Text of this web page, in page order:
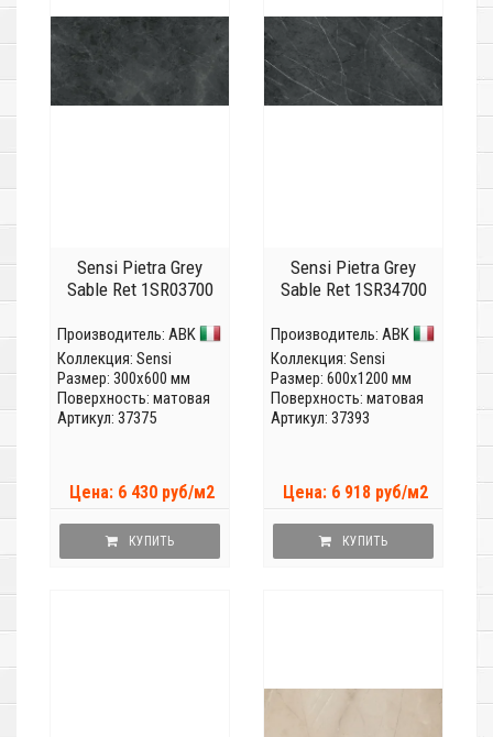
Sensi Pietra Grey
Sable Ret 1SR03700
Производитель: ABK
Коллекция: Sensi
Размер: 300x600 мм
Поверхность: матовая
Артикул: 37375
Цена: 6 430 руб/м2
КУПИТЬ
Sensi Pietra Grey
Sable Ret 1SR34700
Производитель: ABK
Коллекция: Sensi
Размер: 600x1200 мм
Поверхность: матовая
Артикул: 37393
Цена: 6 918 руб/м2
КУПИТЬ